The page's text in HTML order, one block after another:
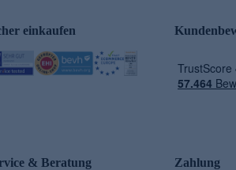
einkaufen
& Beratung Zahlung